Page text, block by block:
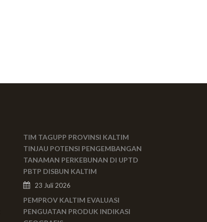
TIM TAGUPP PROVINSI KALTIM
TINJAU POTENSI PENGEMBANGAN
TANAMAN PERKEBUNAN DI UPTD
PBTP DISBUN KALTIM
23 Juli 2026
PEMPROV KALTIM EVALUASI
PENGUATAN PRODUK INDIKASI